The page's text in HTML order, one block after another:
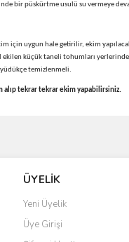
bir püskürtme usulü su vermeye
için uygun hale getirilir, ekim
küçük taneli tohumları
temizlenmeli.
tekrar tekrar ekim yapabilirsiniz.
ÜYELİK
Yeni Üyelik
Üye Girişi